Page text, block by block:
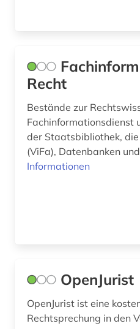
tschechoslowakei (1)
umweltrecht (2)
vertrag (1)
Recht
Bestände zur
Fachinformationsdienst
der Staatsbibliothek,
(ViFa), Datenbanken
Informationen
OpenJurist
OpenJurist ist eine
Rechtsprechung in den